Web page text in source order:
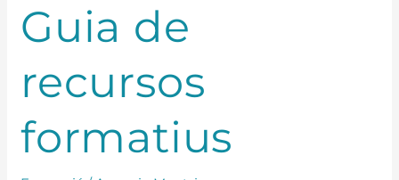
Guia de
recursos
formatius